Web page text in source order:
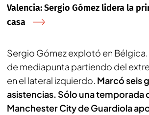
Valencia: Sergio Gómez lidera la
casa
Sergio Gómez explotó en
de mediapunta partiendo del
en el lateral izquierdo. Marcó seis
asistencias. Sólo una temporada
Manchester City de Guardiola